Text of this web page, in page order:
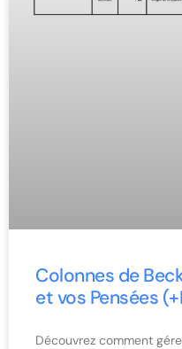
Colonnes de
et vos Pensées
Découvrez comment